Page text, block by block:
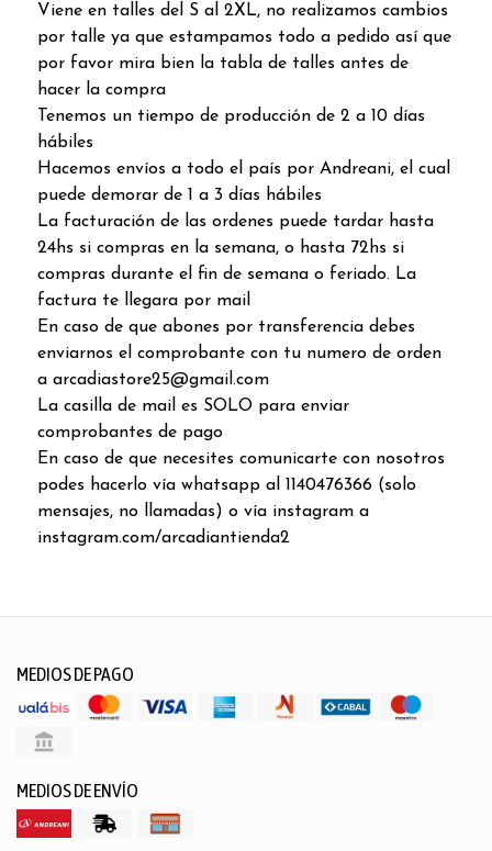
Viene en talles del S al 2XL, no realizamos cambios
por talle ya que estampamos todo a pedido así que
por favor mira bien la tabla de talles antes de
hacer la compra
Tenemos un tiempo de producción de 2 a 10 días
hábiles
Hacemos envíos a todo el país por Andreani, el cual
puede demorar de 1 a 3 días hábiles
La facturación de las ordenes puede tardar hasta
24hs si compras en la semana, o hasta 72hs si
compras durante el fin de semana o feriado. La
factura te llegara por mail
En caso de que abones por transferencia debes
enviarnos el comprobante con tu numero de orden
a arcadiastore25@gmail.com
La casilla de mail es SOLO para enviar
comprobantes de pago
En caso de que necesites comunicarte con nosotros
podes hacerlo vía whatsapp al 1140476366 (solo
mensajes, no llamadas) o vía instagram a
instagram.com/arcadiantienda2
MEDIOS DE PAGO
MEDIOS DE ENVÍO